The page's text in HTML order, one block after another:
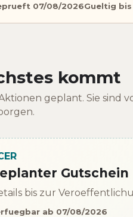
07/08/2026Gueltig
kommt
geplant. Sie sind
Gutschein
bis zur
ab 07/08/2026